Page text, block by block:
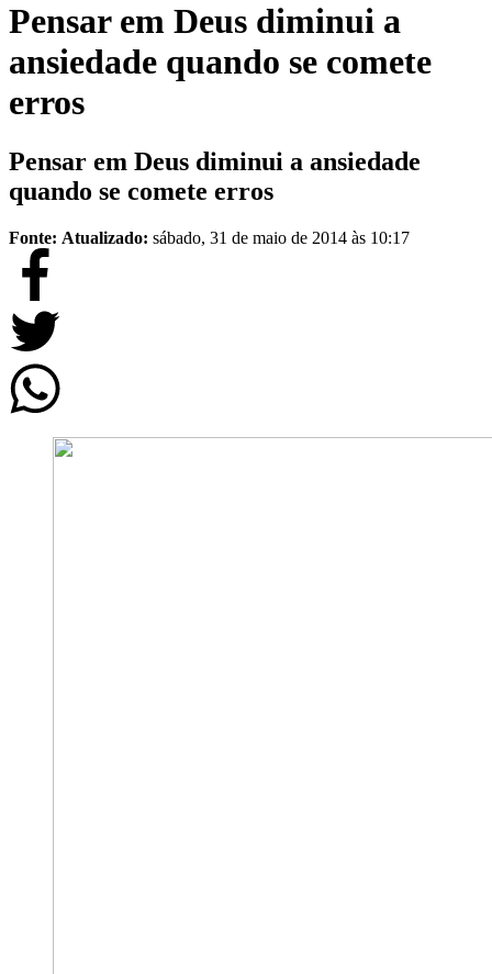
Pensar em Deus diminui a
ansiedade quando se comete
erros
Pensar em Deus diminui a ansiedade
quando se comete erros
Fonte: Atualizado: sábado, 31 de maio de 2014 às 10:17